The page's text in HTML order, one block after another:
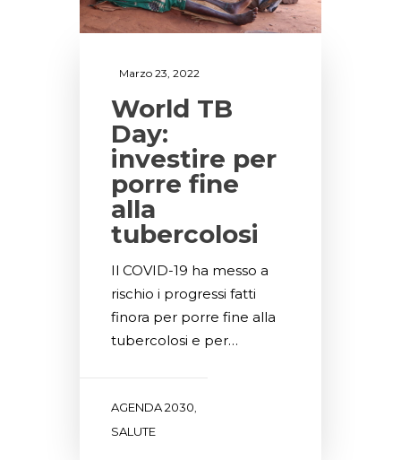
Marzo 23, 2022
World TB
Day:
investire per
porre fine
alla
tubercolosi
Il COVID-19 ha messo a
rischio i progressi fatti
finora per porre fine alla
tubercolosi e per…
AGENDA 2030
SALUTE